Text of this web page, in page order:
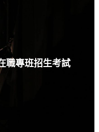
職專班招生考試